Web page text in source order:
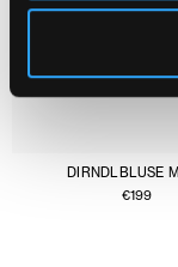
DIRNDLBLUSE
€199